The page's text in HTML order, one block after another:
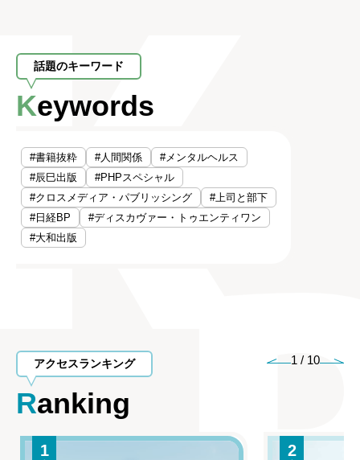
話題のキーワード
Keywords
#書籍抜粋 #人間関係
#メンタルヘルス
#辰巳出版
#PHPスペシャル
#クロスメディア・パブリッシング
#上司と部下
#日経BP
#ディスカヴァー・トゥエンティワン
#大和出版
アクセスランキング
Ranking
1 / 10
1 2